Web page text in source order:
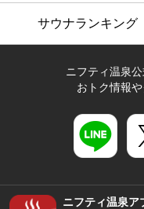
サウナランキング
ニフティ温泉
おトク情報
ニフティ温泉ア